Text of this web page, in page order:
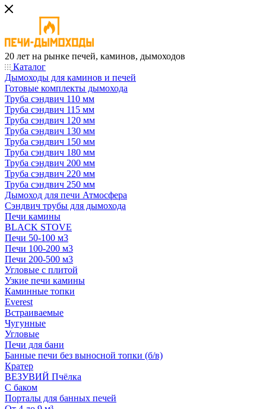
20 лет на рынке печей, каминов, дымоходов
Каталог
Дымоходы для каминов и печей
Готовые комплекты дымохода
Труба сэндвич 110 мм
Труба сэндвич 115 мм
Труба сэндвич 120 мм
Труба сэндвич 130 мм
Труба сэндвич 150 мм
Труба сэндвич 180 мм
Труба сэндвич 200 мм
Труба сэндвич 220 мм
Труба сэндвич 250 мм
Дымоход для печи Атмосфера
Сэндвич трубы для дымохода
Печи камины
BLACK STOVE
Печи 50-100 м3
Печи 100-200 м3
Печи 200-500 м3
Угловые с плитой
Узкие печи камины
Каминные топки
Everest
Встраиваемые
Чугунные
Угловые
Печи для бани
Банные печи без выносной топки (б/в)
Кратер
ВЕЗУВИЙ Пчёлка
С баком
Порталы для банных печей